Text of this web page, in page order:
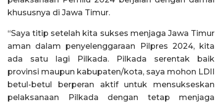
khususnya di Jawa Timur.
“Saya titip setelah kita sukses menjaga Jawa Timur
aman dalam penyelenggaraan Pilpres 2024, kita
ada satu lagi Pilkada. Pilkada serentak baik
provinsi maupun kabupaten/kota, saya mohon LDII
betul-betul berperan aktif untuk mensukseskan
pelaksanaan Pilkada dengan tetap menjaga